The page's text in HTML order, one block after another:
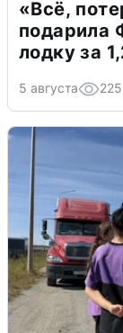
«Всё,
подарила
лодку за
5 августа 225